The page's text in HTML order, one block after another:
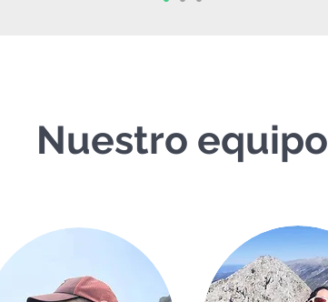
Nuestro equipo